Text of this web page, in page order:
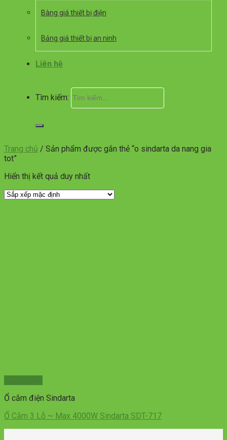
Bàng giá thiết bị điện
Bảng giá thiết bị an ninh
Liên hệ
Tìm kiếm:
Trang chủ / Sản phẩm được gắn thẻ “o sindarta da nang gia
tot”
Hiển thị kết quả duy nhất
Ổ cắm điện Sindarta
Ổ Cắm 3 Lỗ ~ Max 4000W Sindarta SDT-717